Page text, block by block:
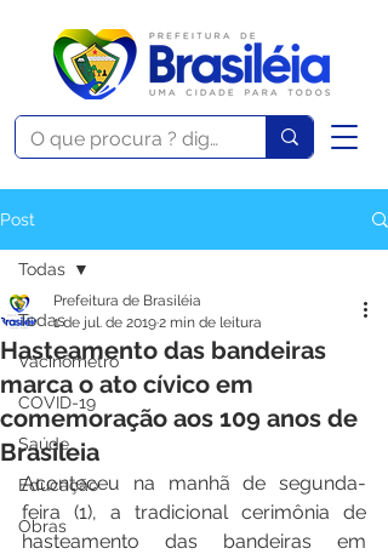
Post
Todas
Vacinômetro
COVID-19
Saúde
Educação
Obras
Todas
Hasteamento das bandeiras
marca o ato cívico em
comemoração aos 109 anos de
Brasileia
Prefeitura de Brasiléia
1 de jul. de 20192 min de leitura
Aconteceu na manhã de segunda-
feira (1), a tradicional cerimônia de
hasteamento das bandeiras em